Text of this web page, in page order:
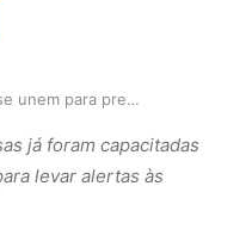
Ciência e fé se unem para prevenir desastres cl…
já foram capacitadas
levar alertas às